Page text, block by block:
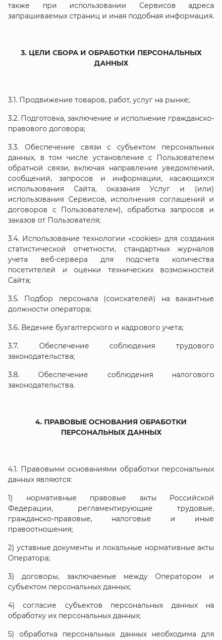
также при использовании Сервисов адреса
запрашиваемых страниц и иная подобная информация.
3. ЦЕЛИ СБОРА И ОБРАБОТКИ ПЕРСОНАЛЬНЫХ
ДАННЫХ
3.1. Продвижение товаров, работ, услуг на рынке;
3.2. Подготовка, заключение и исполнение гражданско-
правового договора;
3.3. Обеспечение связи с субъектом персональных
данных, в том числе установление с Пользователем
обратной связи, включая направление уведомлений,
сообщений, запросов и информации, касающихся
использования Сайта, оказания Услуг и (или)
использования Сервисов, исполнения соглашений и
договоров с Пользователем), обработка запросов и
заказов от Пользователя;
3.4. Использование технологии «cookies» для создания
статистической отчетности, стандартных журналов
учета веб-сервера для подсчета количества
посетителей и оценки технических возможностей
Сайта;
3.5. Подбор персонала (соискателей) на вакантные
должности оператора;
3.6. Ведение бухгалтерского и кадрового учета;
3.7. Обеспечение соблюдения трудового
законодательства;
3.8. Обеспечение соблюдения налогового
законодательства.
4. ПРАВОВЫЕ ОСНОВАНИЯ ОБРАБОТКИ
ПЕРСОНАЛЬНЫХ ДАННЫХ
4.1. Правовыми основаниями обработки персональных
данных являются:
1) нормативные правовые акты Российской
Федерации, регламентирующие трудовые,
гражданско-правовые, налоговые и иные
правоотношения;
2) уставные документы и локальные нормативные акты
Оператора;
3) договоры, заключаемые между Оператором и
субъектом персональных данных;
4) согласие субъектов персональных данных на
обработку их персональных данных;
5) обработка персональных данных необходима для